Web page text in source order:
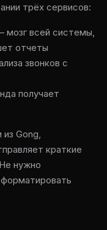
трёх сервисов:
мозг всей системы,
отчеты
звонков с
получает
Gong,
краткие
нужно